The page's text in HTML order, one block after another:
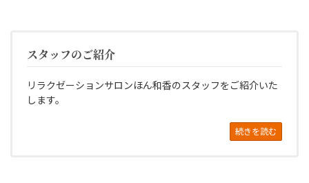
スタッフのご紹介
リラクゼーションサロンほん和香のスタッフをご紹介いた
します。
続きを読む